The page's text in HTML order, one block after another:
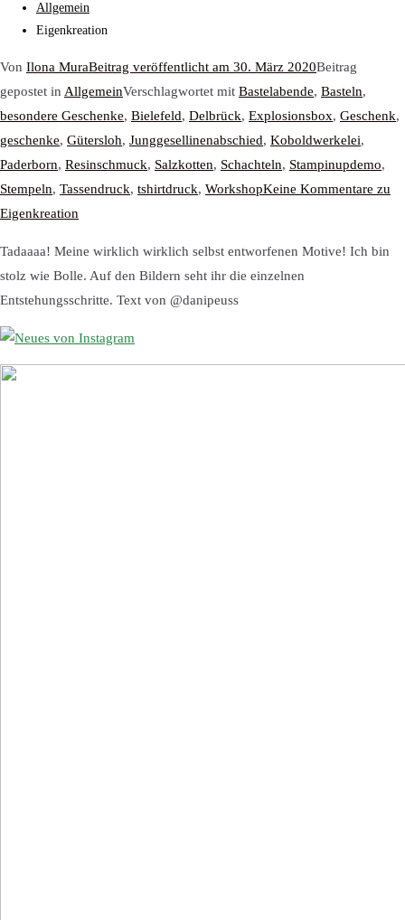
Allgemein
Eigenkreation
Von Ilona MuraBeitrag veröffentlicht am 30. März 2020Beitrag
gepostet in AllgemeinVerschlagwortet mit Bastelabende, Basteln,
besondere Geschenke, Bielefeld, Delbrück, Explosionsbox, Geschenk,
geschenke, Gütersloh, Junggesellinenabschied, Koboldwerkelei,
Paderborn, Resinschmuck, Salzkotten, Schachteln, Stampinupdemo,
Stempeln, Tassendruck, tshirtdruck, WorkshopKeine Kommentare zu
Eigenkreation
Tadaaaa! Meine wirklich wirklich selbst entworfenen Motive! Ich bin
stolz wie Bolle. Auf den Bildern seht ihr die einzelnen
Entstehungsschritte. Text von @danipeuss